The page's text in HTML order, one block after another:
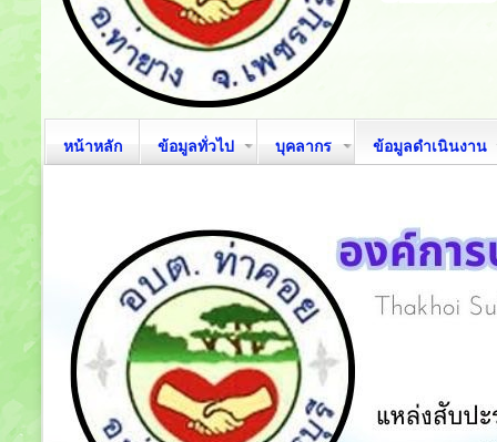
หน้าหลัก ข้อมูลทั่วไป บุคลากร ข้อมูลดำเนินงาน